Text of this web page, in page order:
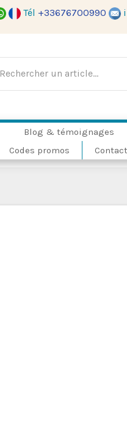
Tél +33676700990
Blog & témoignages
Codes promos
Contact